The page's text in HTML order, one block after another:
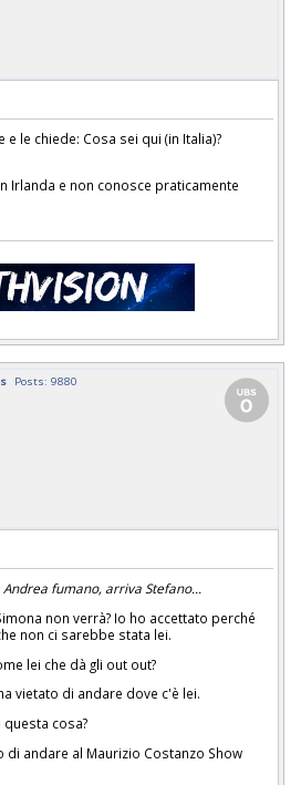
e le chiede: Cosa sei qui (in Italia)?
Irlanda e non conosce praticamente
Posts: 9880
fumano, arriva Stefano...
non verrà? Io ho accettato perché
non ci sarebbe stata lei.
lei che dà gli out out?
vietato di andare dove c'è lei.
questa cosa?
di andare al Maurizio Costanzo Show